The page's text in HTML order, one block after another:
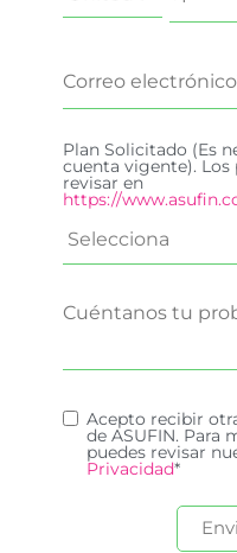
Plan Solicitado (Es
cuenta vigente). Los
revisar en
https://
Acepto recibir
de ASUFIN. Para
puedes revisar
Privacidad*